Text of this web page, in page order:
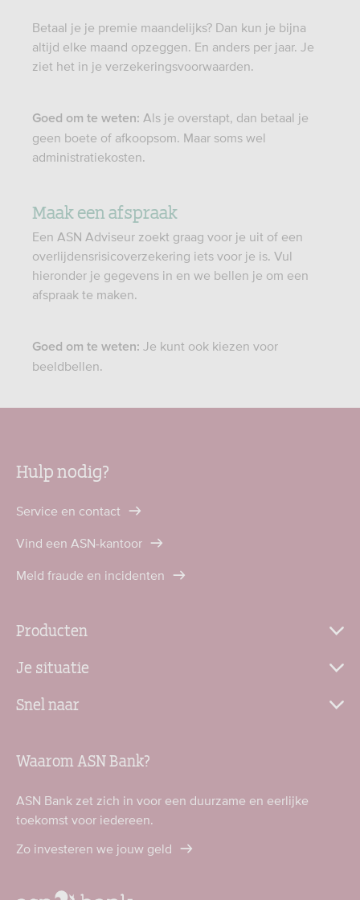
Betaal je je premie maandelijks? Dan kun je bijna
altijd elke maand opzeggen. En anders per jaar. Je
ziet het in je verzekeringsvoorwaarden.
Goed om te weten: Als je overstapt, dan betaal je
geen boete of afkoopsom. Maar soms wel
administratiekosten.
Maak een afspraak
Een ASN Adviseur zoekt graag voor je uit of een
overlijdensrisicoverzekering iets voor je is. Vul
hieronder je gegevens in en we bellen je om een
afspraak te maken.
Goed om te weten: Je kunt ook kiezen voor
beeldbellen.
Hulp nodig?
Service en contact
Vind een ASN-kantoor
Meld fraude en incidenten
Producten
Je situatie
Snel naar
Waarom ASN Bank?
ASN Bank zet zich in voor een duurzame en eerlijke
toekomst voor iedereen.
Zo investeren we jouw geld